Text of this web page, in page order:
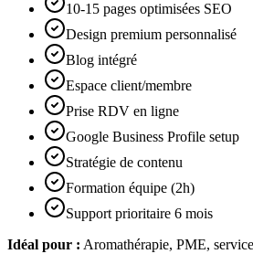
10-15 pages optimisées SEO
Design premium personnalisé
Blog intégré
Espace client/membre
Prise RDV en ligne
Google Business Profile setup
Stratégie de contenu
Formation équipe (2h)
Support prioritaire 6 mois
Idéal pour : Aromathérapie, PME,